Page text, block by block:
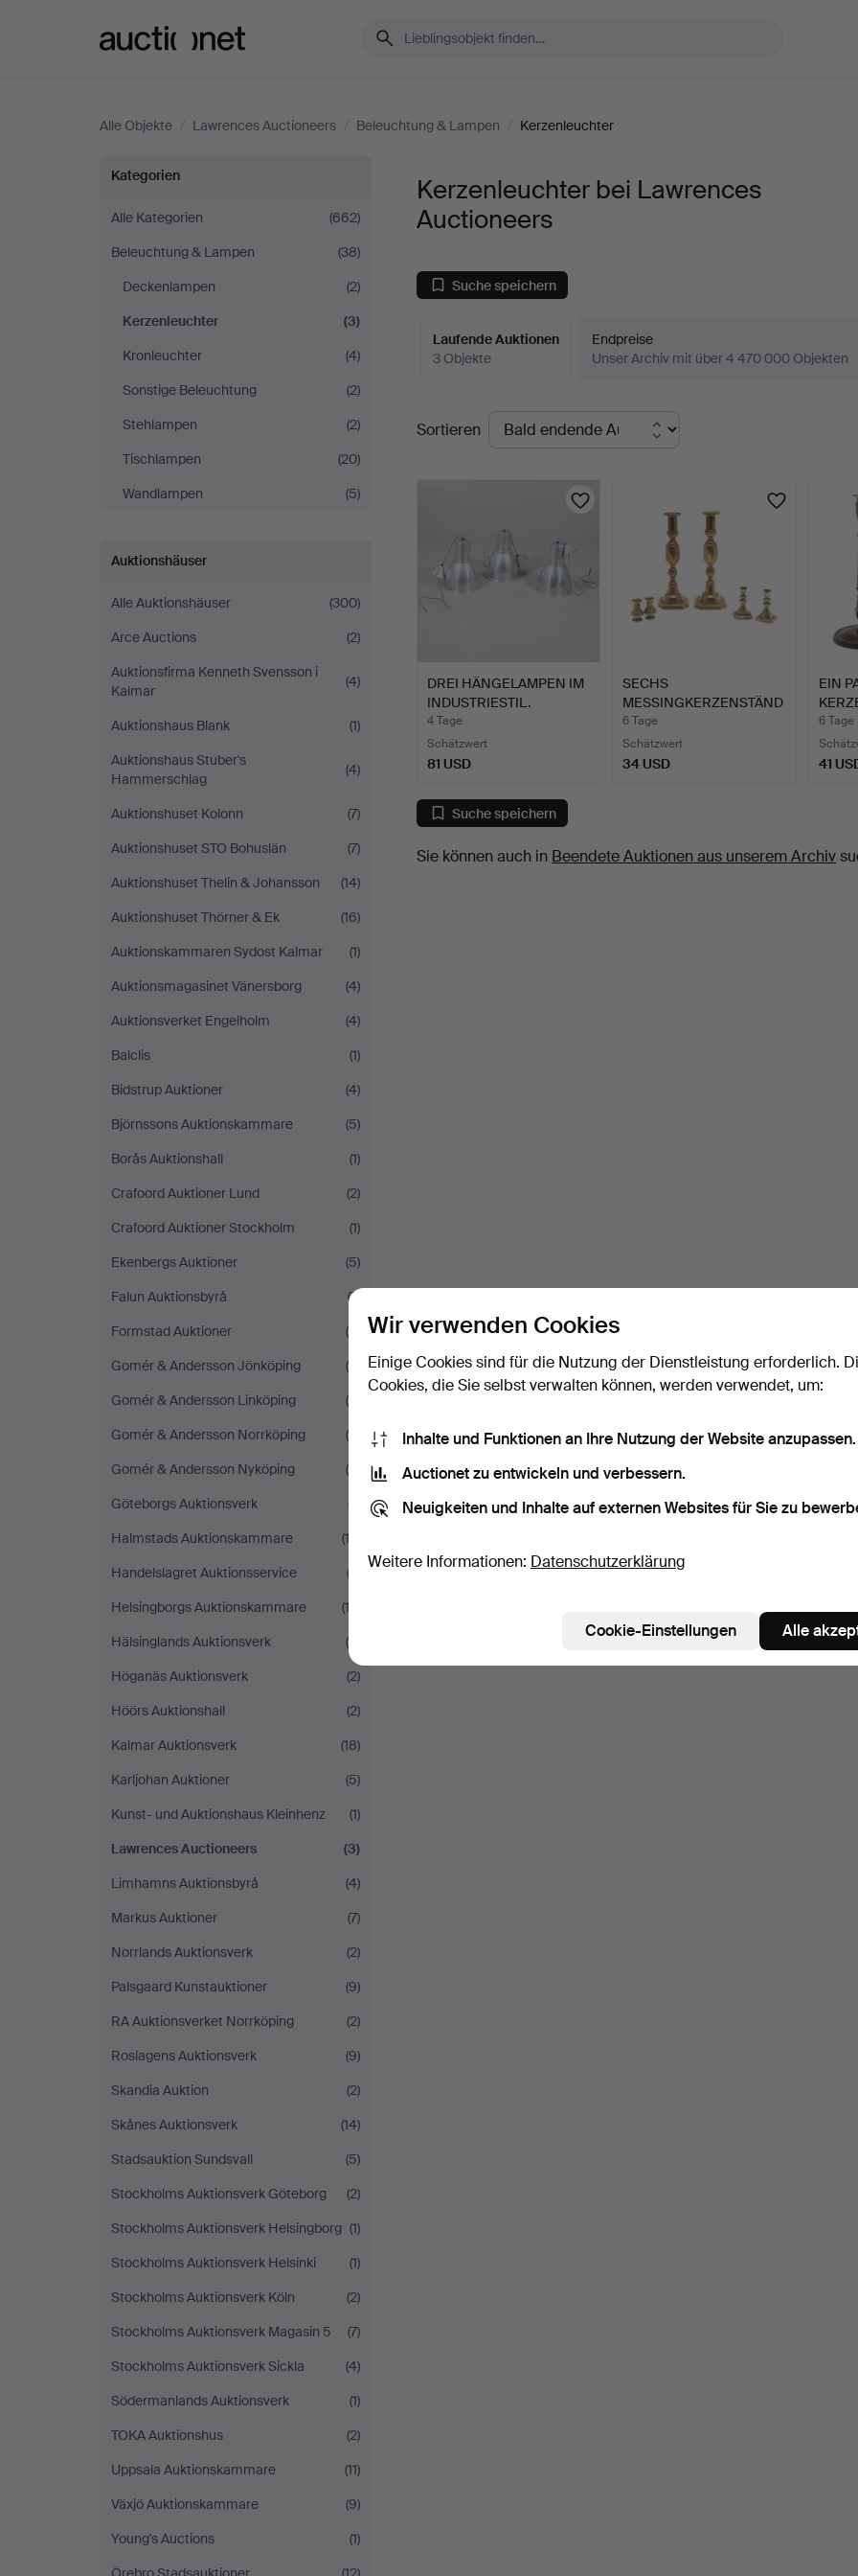
Alle Objekte / Lawrences Auctioneers / Beleuchtung & Lampen / Kerzenleuchter
Kerzenleuchter
bei
Lawrences
Auctioneers
Kategorien
Alle Kategorien
(662)
Beleuchtung & Lampen
(38)
Deckenlampen
(2)
Kerzenleuchter
(3)
Kronleuchter
(4)
Sonstige Beleuchtung
(2)
Stehlampen
(2)
Tischlampen
(20)
Wandlampen
(5)
Auktionshäuser
Alle Auktionshäuser
(300)
Arce Auctions
(2)
Auktionsfirma Kenneth Svensson i
Kalmar
(4)
Auktionshaus Blank
(1)
Auktionshaus Stuber's
Hammerschlag
(4)
Auktionshuset Kolonn
(7)
Auktionshuset STO Bohuslän
(7)
Auktionshuset Thelin & Johansson
(14)
Auktionshuset Thörner & Ek
(16)
Auktionskammaren Sydost Kalmar
(1)
Auktionsmagasinet Vänersborg
(4)
Auktionsverket Engelholm
(4)
Balclis
(1)
Bidstrup Auktioner
(4)
Björnssons Auktionskammare
(5)
Borås Auktionshall
(1)
Crafoord Auktioner Lund
(2)
Crafoord Auktioner Stockholm
(1)
Ekenbergs Auktioner
(5)
Falun Auktionsbyrå
(7)
Formstad Auktioner
(6)
Gomér & Andersson Jönköping
(6)
Gomér & Andersson Linköping
(4)
Gomér & Andersson Norrköping
(8)
Gomér & Andersson Nyköping
(9)
Göteborgs Auktionsverk
(7)
Halmstads Auktionskammare
(12)
Handelslagret Auktionsservice
(3)
Helsingborgs Auktionskammare
(12)
Hälsinglands Auktionsverk
(5)
Höganäs Auktionsverk
(2)
Höörs Auktionshall
(2)
Kalmar Auktionsverk
(18)
Karljohan Auktioner
(5)
Kunst- und Auktionshaus Kleinhenz
(1)
Lawrences Auctioneers
(3)
Limhamns Auktionsbyrå
(4)
Markus Auktioner
(7)
Norrlands Auktionsverk
(2)
Palsgaard Kunstauktioner
(9)
RA Auktionsverket Norrköping
(2)
Roslagens Auktionsverk
(9)
Skandia Auktion
(2)
Skånes Auktionsverk
(14)
Stadsauktion Sundsvall
(5)
Stockholms Auktionsverk Göteborg
(2)
Stockholms Auktionsverk Helsingborg (1)
Stockholms Auktionsverk Helsinki
(1)
Stockholms Auktionsverk Köln
(2)
Stockholms Auktionsverk Magasin 5
(7)
Stockholms Auktionsverk Sickla
(4)
Södermanlands Auktionsverk
(1)
TOKA Auktionshus
(2)
Uppsala Auktionskammare
(11)
Växjö Auktionskammare
(9)
Young's Auctions
(1)
Kerzenleuchter bei Lawrences
Auctioneers
Suche speichern
Laufende Auktionen
3 Objekte
Endpreise
Unser Archiv mit über 4 470 000 Objekten
Laufende
Auktionen
Sortieren
DREI HÄNGELAMPEN IM
INDUSTRIESTIL.
4 Tage
Schätzwert
81 USD
SECHS
MESSINGKERZENSTÄND
ER IN VERSCHIEDENE…
6 Tage
Schätzwert
34 USD
EIN
6 Tage
41
Suche speichern
Sie können auch in Beendete Auktionen aus unserem Archiv
Wir verwenden Cookies
Einige Cookies sind für die Nutzung der Dienstleistung erforderlich.
Cookies, die Sie selbst verwalten können, werden verwendet, um:
Inhalte und Funktionen an Ihre Nutzung der Website anzupassen.
Auctionet zu entwickeln und verbessern.
Neuigkeiten und Inhalte auf externen Websites für Sie zu
Weitere Informationen: Datenschutzerklärung
Cookie-Einstellungen Alle